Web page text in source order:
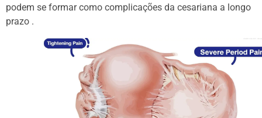
podem se formar como complicações da cesariana a longo
prazo .